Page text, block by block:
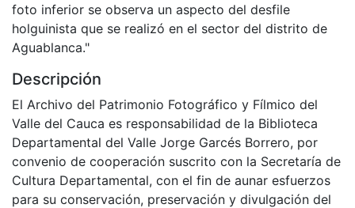
foto inferior se observa un aspecto del desfile
holguinista que se realizó en el sector del distrito de
Aguablanca."
Descripción
El Archivo del Patrimonio Fotográfico y Fílmico del
Valle del Cauca es responsabilidad de la Biblioteca
Departamental del Valle Jorge Garcés Borrero, por
convenio de cooperación suscrito con la Secretaría de
Cultura Departamental, con el fin de aunar esfuerzos
para su conservación, preservación y divulgación del